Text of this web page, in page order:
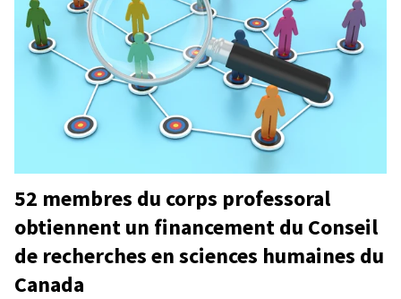
52 membres du corps professoral
obtiennent un financement du Conseil
de recherches en sciences humaines du
Canada